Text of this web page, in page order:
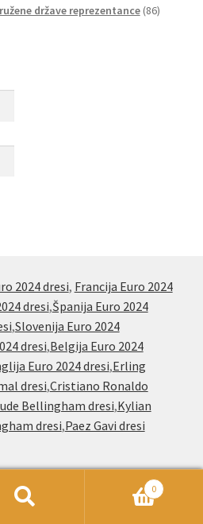
države reprezentance 86izdelkov
2024 dresi, Francija Euro 2024
dresi,Španija Euro 2024
,Slovenija Euro 2024
dresi,Belgija Euro 2024
Euro 2024 dresi,Erling
dresi,Cristiano Ronaldo
Bellingham dresi,Kylian
dresi,Paez Gavi dresi
že od leta 2000
0